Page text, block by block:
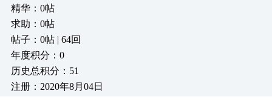
精华：0帖
求助：0帖
帖子：0帖 | 64回
年度积分：0
历史总积分：51
注册：2020年8月04日